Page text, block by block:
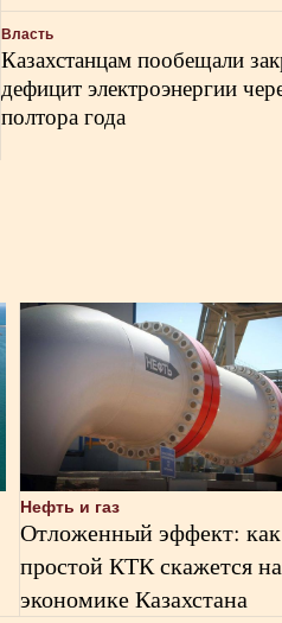
Власть
Казахстанцам пообещали
дефицит электроэнергии
полтора года
Нефть и газ
Отложенный эффект: как
простой КТК скажется на
экономике Казахстана